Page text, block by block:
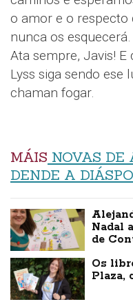
o amor e o respecto
nunca os esquecerá.
Ata sempre, Javis! E
Lyss siga sendo ese
chaman fogar.
MÁIS NOVAS DE
DENDE A
Nadal
de
Os
Plaza,